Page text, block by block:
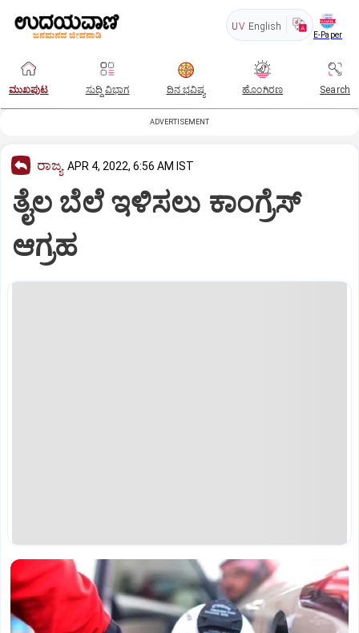
UV English
E-Paper
ಮುಖಪುಟ ಸುದ್ದಿ ವಿಭಾಗ ದಿನ ಭವಿಷ್ಯ ಹೊಂಗಿರಣ Search
ADVERTISEMENT
ರಾಜ್ಯ APR 4, 2022, 6:56 AM IST
ತೈಲ ಬೆಲೆ ಇಳಿಸಲು ಕಾಂಗ್ರೆಸ್‌
ಆಗ್ರಹ